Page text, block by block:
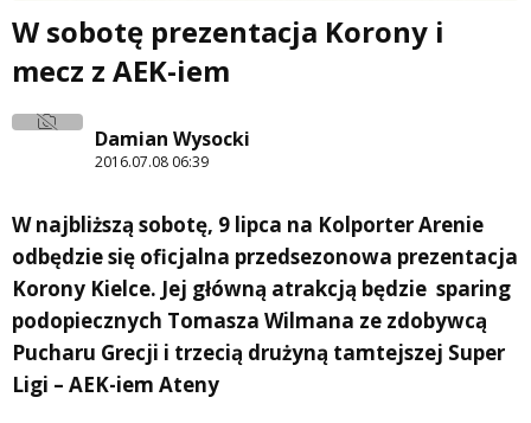
W sobotę prezentacja Korony i
mecz z AEK-iem
Damian Wysocki
2016.07.08 06:39
W najbliższą sobotę, 9 lipca na Kolporter Arenie
odbędzie się oficjalna przedsezonowa prezentacja
Korony Kielce. Jej główną atrakcją będzie sparing
podopiecznych Tomasza Wilmana ze zdobywcą
Pucharu Grecji i trzecią drużyną tamtejszej Super
Ligi – AEK-iem Ateny